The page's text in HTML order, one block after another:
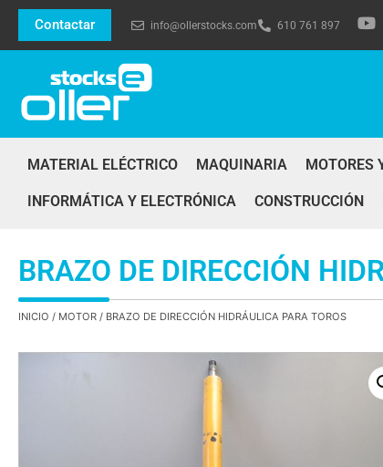
Contactar info@ollerstocks.com 610 761 897
MATERIAL ELÉCTRICO MAQUINARIA MOTORES
INFORMÁTICA Y ELECTRÓNICA CONSTRUCCIÓN
BRAZO DE DIRECCIÓN
INICIO / MOTOR / BRAZO DE DIRECCIÓN HIDRÁULICA PARA TOROS